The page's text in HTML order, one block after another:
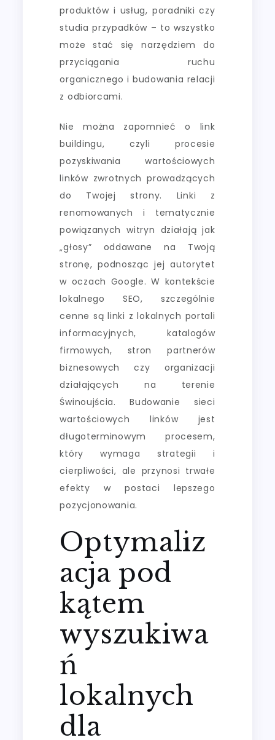
produktów i usług, poradniki czy
studia przypadków – to wszystko
może stać się narzędziem do
przyciągania ruchu
organicznego i budowania relacji
z odbiorcami.
Nie można zapomnieć o link
buildingu, czyli procesie
pozyskiwania wartościowych
linków zwrotnych prowadzących
do Twojej strony. Linki z
renomowanych i tematycznie
powiązanych witryn działają jak
„głosy” oddawane na Twoją
stronę, podnosząc jej autorytet
w oczach Google. W kontekście
lokalnego SEO, szczególnie
cenne są linki z lokalnych portali
informacyjnych, katalogów
firmowych, stron partnerów
biznesowych czy organizacji
działających na terenie
Świnoujścia. Budowanie sieci
wartościowych linków jest
długoterminowym procesem,
który wymaga strategii i
cierpliwości, ale przynosi trwałe
efekty w postaci lepszego
pozycjonowania.
Optymaliz
acja pod
kątem
wyszukiwa
ń
lokalnych
dla